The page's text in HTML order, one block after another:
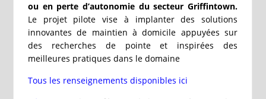
ou en perte d’autonomie du secteur Griffintown.
Le projet pilote vise à implanter des solutions
innovantes de maintien à domicile appuyées sur
des recherches de pointe et inspirées des
meilleures pratiques dans le domaine
Tous les renseignements disponibles ici